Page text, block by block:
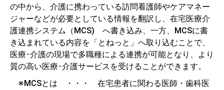
の中から、介護に携わっている訪問看護師やケアマネー
ジャーなどが必要としている情報を翻訳し、在宅医療介
護連携システム（MCS) へ書き込み、一方、MCSに書
き込まれている内容を「とねっと」へ取り込むことで、
医療･介護の現場で多職種による連携が可能となり、より
質の高い医療･介護サービスを受けることができます。
※MCSとは ・・・ 在宅患者に関わる医師・歯科医